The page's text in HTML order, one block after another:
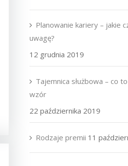
Planowanie kariery – jakie
uwagę?
12 grudnia 2019
Tajemnica służbowa – co
wzór
22 października 2019
Rodzaje premii 11